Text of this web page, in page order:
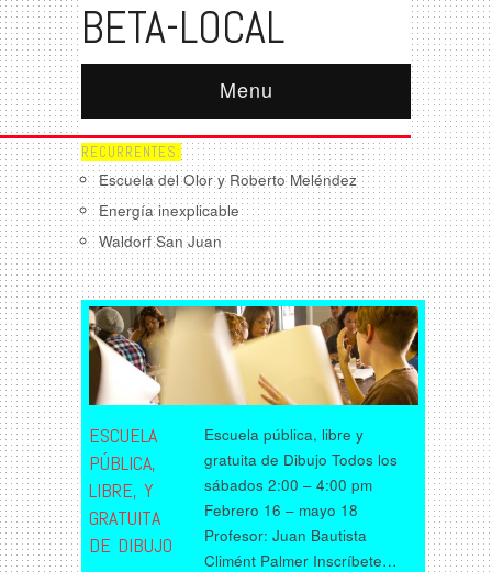
BETA-LOCAL
Menu
RECURRENTES:
Escuela del Olor y Roberto Meléndez
Energía inexplicable
Waldorf San Juan
ESCUELA
PÚBLICA,
LIBRE, Y
GRATUITA
DE DIBUJO
Escuela pública, libre y
gratuita de Dibujo Todos los
sábados 2:00 – 4:00 pm
Febrero 16 – mayo 18
Profesor: Juan Bautista
Climént Palmer Inscríbete…